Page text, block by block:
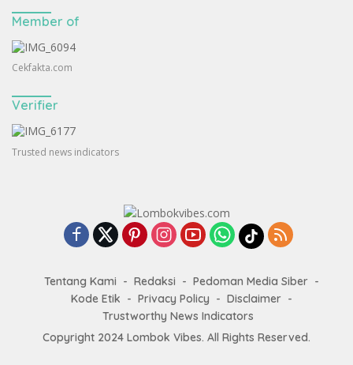
Member of
Cekfakta.com
Verifier
Trusted news indicators
Tentang Kami Redaksi
Pedoman Media Siber
Kode Etik
Privacy Policy
Disclaimer
Trustworthy News Indicators
Copyright 2024 Lombok Vibes. All Rights Reserved.